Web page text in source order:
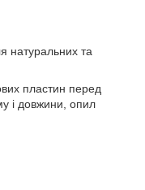
натуральних та
пластин перед
і довжини, опил